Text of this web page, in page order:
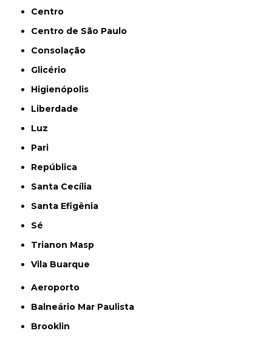
Centro
Centro de São Paulo
Consolação
Glicério
Higienópolis
Liberdade
Luz
Pari
República
Santa Cecília
Santa Efigênia
Sé
Trianon Masp
Vila Buarque
Aeroporto
Balneário Mar Paulista
Brooklin